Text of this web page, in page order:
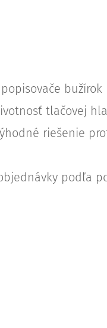
bužírok
tlačovej
riešenie
podľa